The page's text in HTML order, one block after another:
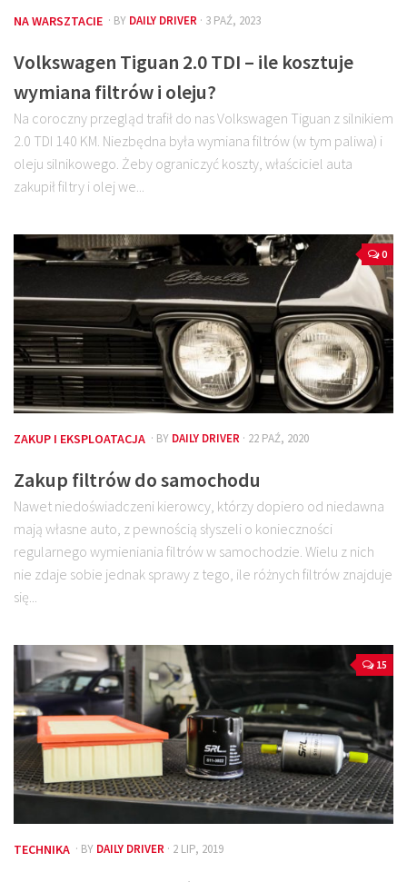
NA WARSZTACIE · BY DAILY DRIVER · 3 PAŹ, 2023
Volkswagen Tiguan 2.0 TDI – ile kosztuje
wymiana filtrów i oleju?
Na coroczny przegląd trafił do nas Volkswagen Tiguan z silnikiem
2.0 TDI 140 KM. Niezbędna była wymiana filtrów (w tym paliwa) i
oleju silnikowego. Żeby ograniczyć koszty, właściciel auta
zakupił filtry i olej we...
0
ZAKUP I EKSPLOATACJA · BY DAILY DRIVER · 22 PAŹ, 2020
Zakup filtrów do samochodu
Nawet niedoświadczeni kierowcy, którzy dopiero od niedawna
mają własne auto, z pewnością słyszeli o konieczności
regularnego wymieniania filtrów w samochodzie. Wielu z nich
nie zdaje sobie jednak sprawy z tego, ile różnych filtrów znajduje
się...
15
TECHNIKA · BY DAILY DRIVER · 2 LIP, 2019